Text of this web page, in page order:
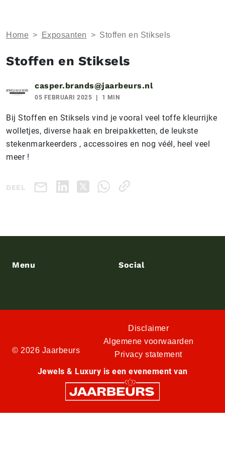
Home > Exposanten > Stoffen en Stiksels
Stoffen en Stiksels
casper.brands@jaarbeurs.nl
05 FEBRUARI 2025 1 MIN
Bij Stoffen en Stiksels vind je vooral veel toffe kleurrijke
wolletjes, diverse haak en breipakketten, de leukste
stekenmarkeerders , accessoires en nog véél, heel veel
meer !
DEEL
Menu Social
© 2026 Jaarbeurs
Disclaimer
Algemene voorwaarden
Privacy statement
Jewels & Luxury is een evenement van